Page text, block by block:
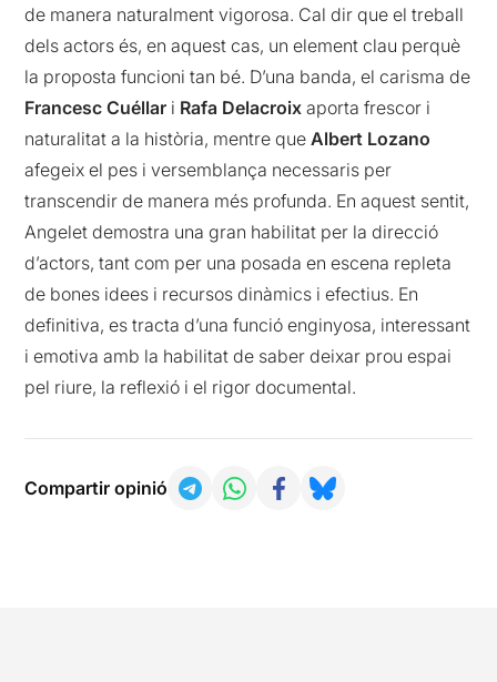
de manera naturalment vigorosa. Cal dir que el treball
dels actors és, en aquest cas, un element clau perquè
la proposta funcioni tan bé. D’una banda, el carisma de
Francesc Cuéllar i Rafa Delacroix aporta frescor i
naturalitat a la història, mentre queAlbert Lozano
afegeix el pes i versemblança necessaris per
transcendir de manera més profunda. En aquest sentit,
Angelet demostra una gran habilitat per la direcció
d’actors, tant com per una posada en escena repleta
de bones idees i recursos dinàmics i efectius. En
definitiva, es tracta d’una funció enginyosa, interessant
i emotiva amb la habilitat de saber deixar prou espai
pel riure, la reflexió i el rigor documental.
Compartir opinió